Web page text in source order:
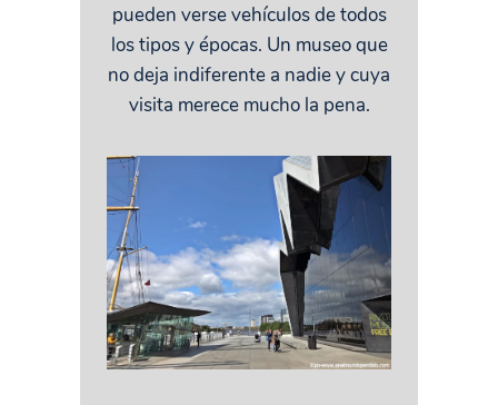
pueden verse vehículos de todos
los tipos y épocas. Un museo que
no deja indiferente a nadie y cuya
visita merece mucho la pena.